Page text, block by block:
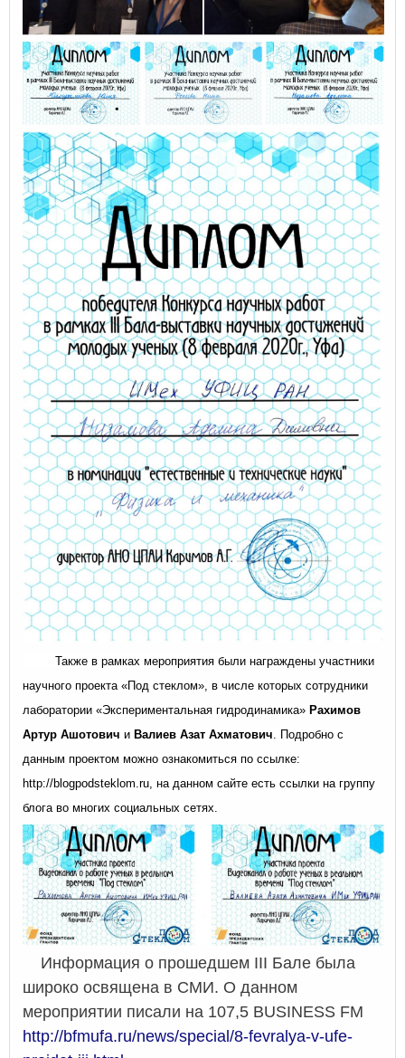
Также в рамках мероприятия были награждены участники
научного проекта «Под стеклом», в числе которых сотрудники
лаборатории «Экспериментальная гидродинамика» Рахимов
Артур Ашотович и Валиев Азат Ахматович . Подробно с
данным проектом можно ознакомиться по ссылке:
http://blogpodsteklom.ru, на данном сайте есть ссылки на группу
блога во многих социальных сетях.
Информация о прошедшем III Бале была
широко освящена в СМИ. О данном
мероприятии писали на 107,5 BUSINESS FM
http://bfmufa.ru/news/special/8-fevralya-v-ufe-